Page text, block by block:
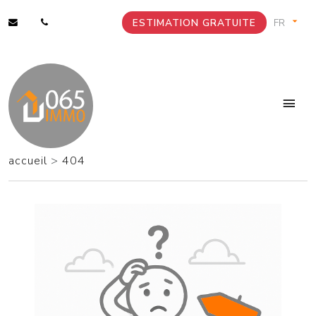
ESTIMATION GRATUITE
accueil > 404